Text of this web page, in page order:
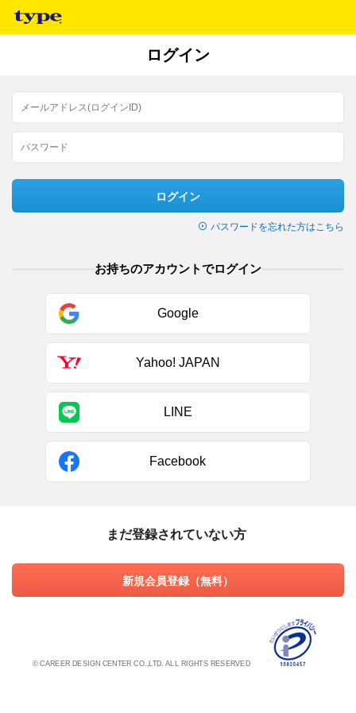
ログイン
ログイン
パスワードを忘れた方はこちら
お持ちのアカウントでログイン
Google
Yahoo! JAPAN
LINE
Facebook
まだ登録されていない方
新規会員登録（無料）
© CAREER DESIGN CENTER CO.,LTD. ALL RIGHTS RESERVED